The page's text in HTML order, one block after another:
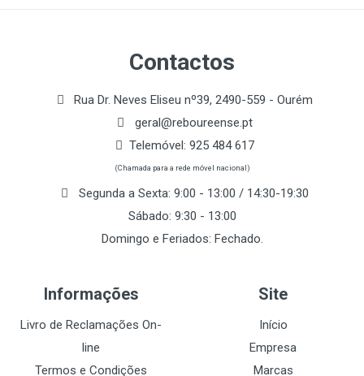
Contactos
Rua Dr. Neves Eliseu nº39, 2490-559 - Ourém
geral@reboureense.pt
Telemóvel: 925 484 617
(Chamada para a rede móvel nacional)
Segunda a Sexta: 9:00 - 13:00 / 14:30-19:30
Sábado: 9:30 - 13:00
Domingo e Feriados: Fechado.
Informações
Livro de Reclamações On-
line
Termos e Condições
Site
Início
Empresa
Marcas